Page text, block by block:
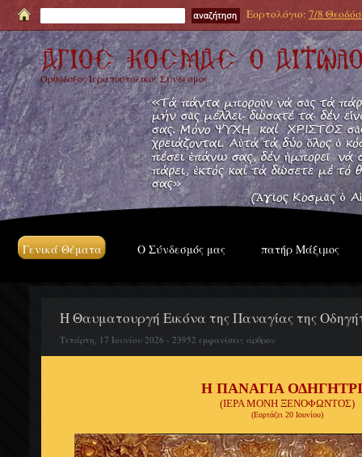
Εορτολόγιο: 7/8
Ορθόδοξος Ιεραποστολικός Σύνδεσμος
Γενικά Θέματα Ο Σύνδεσμός μας πατήρ Μάξιμος
Η Θαυματουργή Εικόνα της Παναγίας της
Τετάρτη, 17 Ιουνίου 2026 - 23952 εμφανίσεις άρθρου
Η ΠΑΝΑΓΙΑ
(ΙΕΡΑ ΜΟΝΗ ΞΕΝΟΦΩΝΤΟΣ)
(Εορτάζει 20 Ιουνίου)